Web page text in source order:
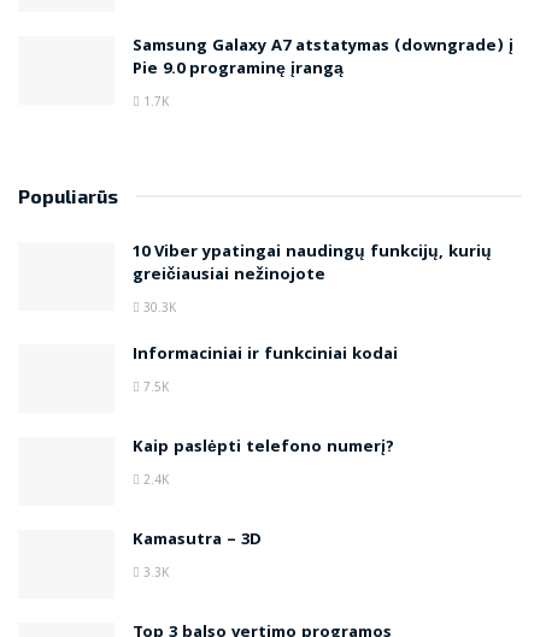
Samsung Galaxy A7 atstatymas (downgrade) į
Pie 9.0 programinę įrangą
1.7K
Populiarūs
10 Viber ypatingai naudingų funkcijų, kurių
greičiausiai nežinojote
30.3K
Informaciniai ir funkciniai kodai
7.5K
Kaip paslėpti telefono numerį?
2.4K
Kamasutra – 3D
3.3K